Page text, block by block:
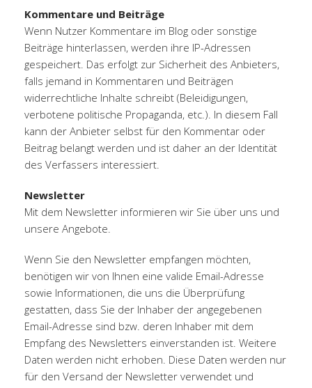
Kommentare und Beiträge
Wenn Nutzer Kommentare im Blog oder sonstige
Beiträge hinterlassen, werden ihre IP-Adressen
gespeichert. Das erfolgt zur Sicherheit des Anbieters,
falls jemand in Kommentaren und Beiträgen
widerrechtliche Inhalte schreibt (Beleidigungen,
verbotene politische Propaganda, etc.). In diesem Fall
kann der Anbieter selbst für den Kommentar oder
Beitrag belangt werden und ist daher an der Identität
des Verfassers interessiert.
Newsletter
Mit dem Newsletter informieren wir Sie über uns und
unsere Angebote.
Wenn Sie den Newsletter empfangen möchten,
benötigen wir von Ihnen eine valide Email-Adresse
sowie Informationen, die uns die Überprüfung
gestatten, dass Sie der Inhaber der angegebenen
Email-Adresse sind bzw. deren Inhaber mit dem
Empfang des Newsletters einverstanden ist. Weitere
Daten werden nicht erhoben. Diese Daten werden nur
für den Versand der Newsletter verwendet und